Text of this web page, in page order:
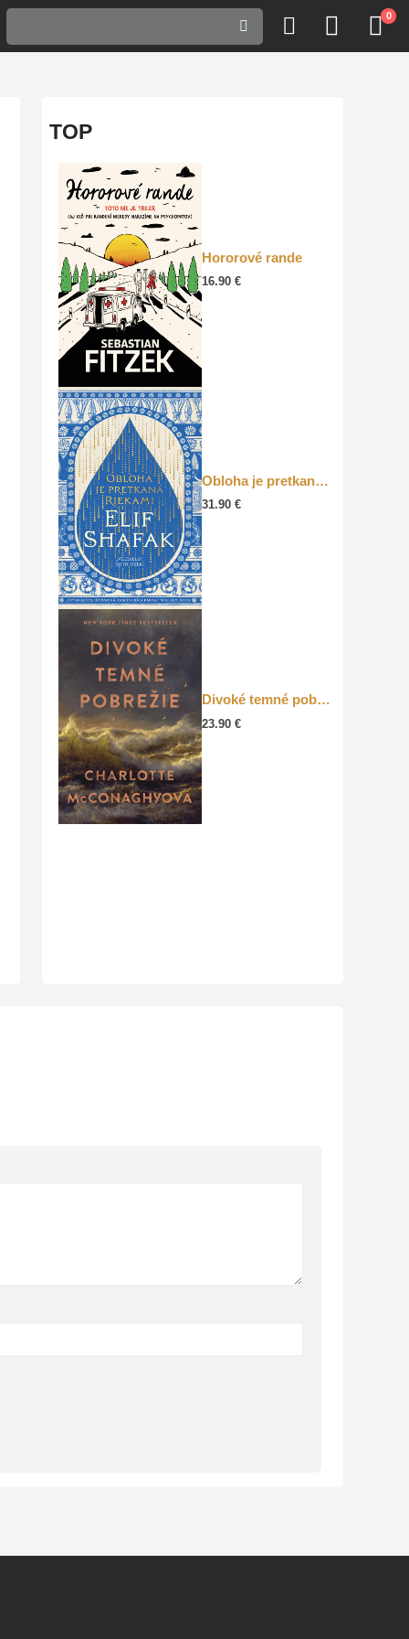
0
TOP
Hororové rande
16.90 €
Obloha je pretkaná riekami
31.90 €
Divoké temné pobrežie
23.90 €